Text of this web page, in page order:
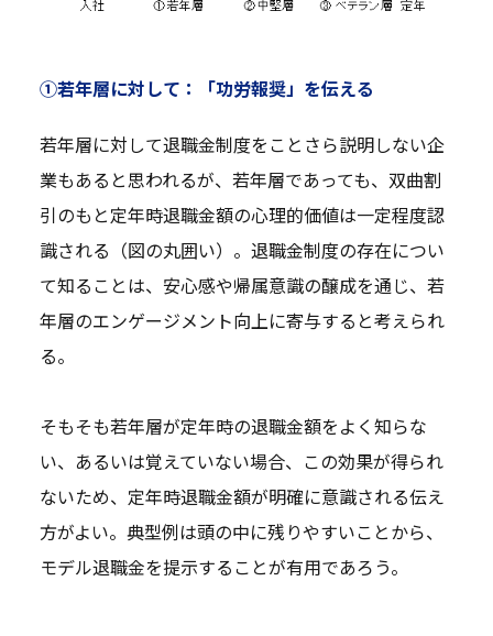
①若年層に対して：「功労報奨」を伝える
若年層に対して退職金制度をことさら説明しない企
業もあると思われるが、若年層であっても、双曲割
引のもと定年時退職金額の心理的価値は一定程度認
識される（図の丸囲い）。退職金制度の存在につい
て知ることは、安心感や帰属意識の醸成を通じ、若
年層のエンゲージメント向上に寄与すると考えられ
る。
そもそも若年層が定年時の退職金額をよく知らな
い、あるいは覚えていない場合、この効果が得られ
ないため、定年時退職金額が明確に意識される伝え
方がよい。典型例は頭の中に残りやすいことから、
モデル退職金を提示することが有用であろう。